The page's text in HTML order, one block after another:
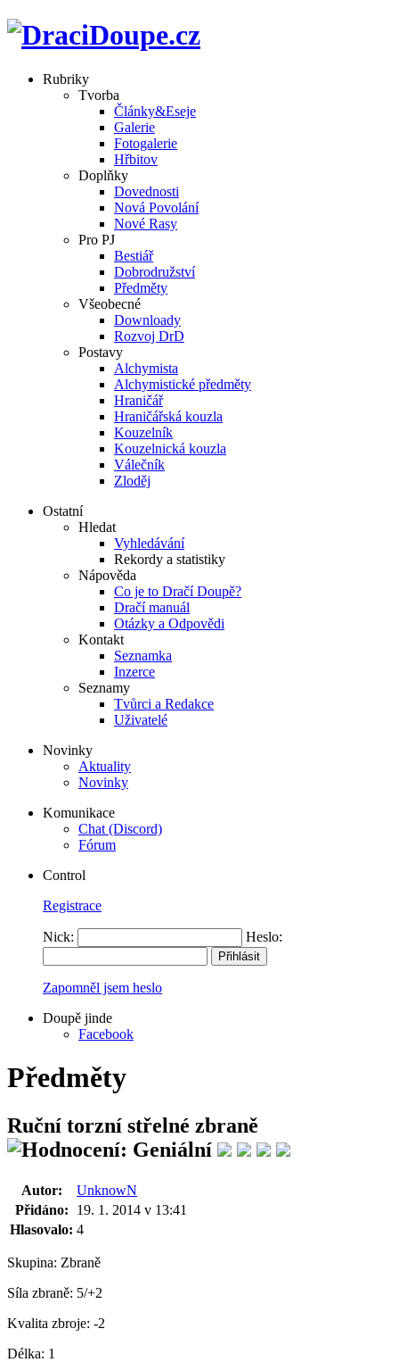
Rubriky
Tvorba
Články&Eseje
Galerie
Fotogalerie
Hřbitov
Doplňky
Dovednosti
Nová Povolání
Nové Rasy
Pro PJ
Bestiář
Dobrodružství
Předměty
Všeobecné
Downloady
Rozvoj DrD
Postavy
Alchymista
Alchymistické předměty
Hraničář
Hraničářská kouzla
Kouzelník
Kouzelnická kouzla
Válečník
Zloděj
Ostatní
Hledat
Vyhledávání
Rekordy a statistiky
Nápověda
Co je to Dračí Doupě?
Dračí manuál
Otázky a Odpovědi
Kontakt
Seznamka
Inzerce
Seznamy
Tvůrci a Redakce
Uživatelé
Novinky
Aktuality
Novinky
Komunikace
Chat (Discord)
Fórum
Control
Registrace
Nick: Heslo:
Zapomněl jsem heslo
Doupě jinde
Facebook
Předměty
Ruční torzní střelné zbraně
Autor:
UnknowN
Přidáno:
19. 1. 2014 v 13:41
Hlasovalo: 4
Skupina: Zbraně
Síla zbraně: 5/+2
Kvalita zbroje: -2
Délka: 1